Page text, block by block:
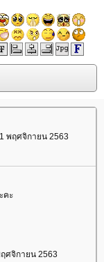
พฤศจิกายน 2563
คะ
ศจิกายน 2563